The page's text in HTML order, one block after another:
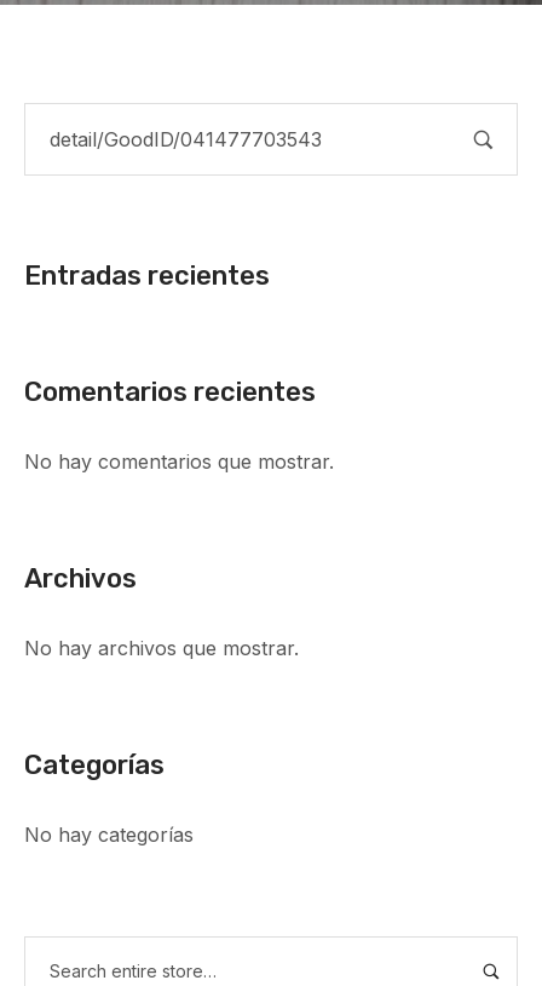
Entradas recientes
Comentarios recientes
No hay comentarios que mostrar.
Archivos
No hay archivos que mostrar.
Categorías
No hay categorías